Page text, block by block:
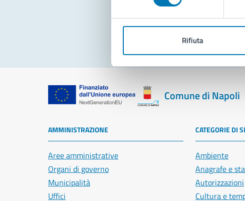
Rifiuta
Comune di Napoli
AMMINISTRAZIONE
Aree amministrative
Organi di governo
Municipalità
Uffici
CATEGORIE DI
Ambiente
Anagrafe e
Autorizzazioni
Cultura e